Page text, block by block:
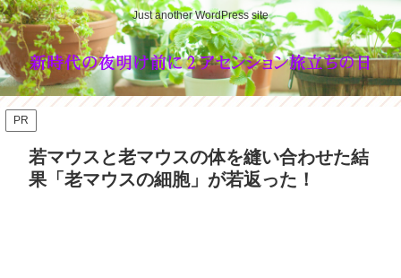
Just another WordPress site
PR
若マウスと老マウスの体を縫い合わせた結
果「老マウスの細胞」が若返った！